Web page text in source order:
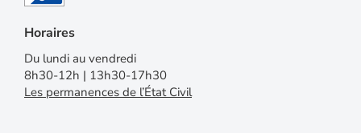
Horaires
Du lundi au vendredi
8h30-12h | 13h30-17h30
Les permanences de l’État Civil